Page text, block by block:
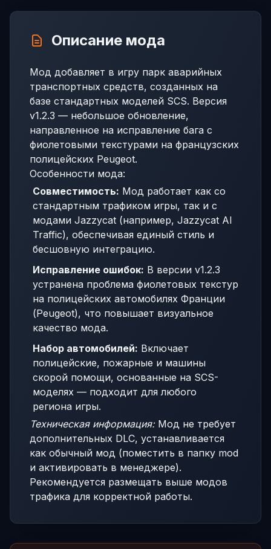
Описание мода
Мод добавляет в игру парк аварийных
транспортных средств, созданных на
базе стандартных моделей SCS. Версия
v1.2.3 — небольшое обновление,
направленное на исправление бага с
фиолетовыми текстурами на французских
полицейских Peugeot.
Особенности мода:
Совместимость: Мод работает как со
стандартным трафиком игры, так и с
модами Jazzycat (например, Jazzycat AI
Traffic), обеспечивая единый стиль и
бесшовную интеграцию.
Исправление ошибок: В версии v1.2.3
устранена проблема фиолетовых текстур
на полицейских автомобилях Франции
(Peugeot), что повышает визуальное
качество мода.
Набор автомобилей: Включает
полицейские, пожарные и машины
скорой помощи, основанные на SCS-
моделях — подходит для любого
региона игры.
Техническая информация:Мод не требует
дополнительных DLC, устанавливается
как обычный мод (поместить в папку mod
и активировать в менеджере).
Рекомендуется размещать выше модов
трафика для корректной работы.